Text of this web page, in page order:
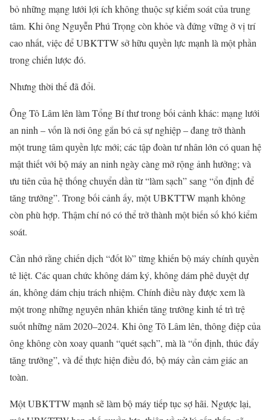
bỏ những mạng lưới lợi ích không thuộc sự kiểm soát của trung
tâm. Khi ông Nguyễn Phú Trọng còn khỏe và đứng vững ở vị trí
cao nhất, việc để UBKTTW sở hữu quyền lực mạnh là một phần
trong chiến lược đó.
Nhưng thời thế đã đổi.
Ông Tô Lâm lên làm Tổng Bí thư trong bối cảnh khác: mạng lưới
an ninh – vốn là nơi ông gắn bó cả sự nghiệp – đang trở thành
một trung tâm quyền lực mới; các tập đoàn tư nhân lớn có quan hệ
mật thiết với bộ máy an ninh ngày càng mở rộng ảnh hưởng; và
ưu tiên của hệ thống chuyển dần từ “làm sạch” sang “ổn định để
tăng trưởng”. Trong bối cảnh ấy, một UBKTTW mạnh không
còn phù hợp. Thậm chí nó có thể trở thành một biến số khó kiểm
soát.
Cần nhớ rằng chiến dịch “đốt lò” từng khiến bộ máy chính quyền
tê liệt. Các quan chức không dám ký, không dám phê duyệt dự
án, không dám chịu trách nhiệm. Chính điều này được xem là
một trong những nguyên nhân khiến tăng trưởng kinh tế trì trệ
suốt những năm 2020–2024. Khi ông Tô Lâm lên, thông điệp của
ông không còn xoay quanh “quét sạch”, mà là “ổn định, thúc đẩy
tăng trưởng”, và để thực hiện điều đó, bộ máy cần cảm giác an
toàn.
Một UBKTTW mạnh sẽ làm bộ máy tiếp tục sợ hãi. Ngược lại,